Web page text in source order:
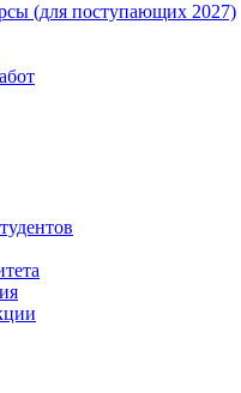
(для поступающих 2027)